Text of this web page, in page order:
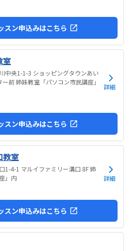
スン申込みはこちら
室
中央1-1-3 ショッピングタウンあい
前 姉妹教室「パソコン市民講座」
詳細
スン申込みはこちら
教室
1-4-1 マルイファミリー溝口 8F 姉
」内
詳細
スン申込みはこちら